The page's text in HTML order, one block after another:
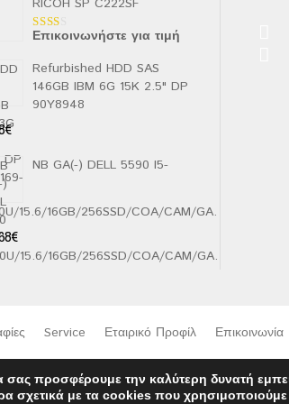
RICOH SP C222SF
Βαθμολογήθηκε
2.00
από
5
Επικοινωνήστε για τιμή
Refurbished HDD SAS
146GB IBM 6G 15K 2.5" DP
90Y8948
€
NB GA(-) DELL 5590 I5-
15.6/16GB/256SSD/COA/CAM/GA.
€
Service Εταιρικό Προφίλ
Επικοινωνία
προσφέρουμε την καλύτερη δυνατή
σχετικά με τα cookies που
Ελληνικα